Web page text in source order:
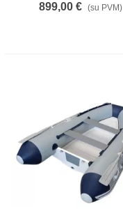
899,00 € (su PVM)